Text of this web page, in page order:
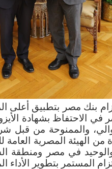
بنك مصر بتطبيق أعلى
في الاحتفاظ بشهادة
والممنوحة من قبل
من الهيئة المصرية
في مصر ومنطقة
المستمر بتطوير الأداء